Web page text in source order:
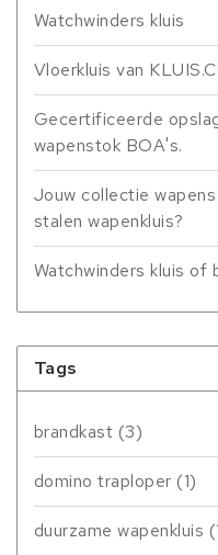
Watchwinders kluis
Vloerkluis van
Gecertificeerde
wapenstok BOA's.
Jouw collectie
stalen wapenkluis?
Watchwinders kluis of
Tags
brandkast (3)
domino traploper (1)
duurzame wapenkluis